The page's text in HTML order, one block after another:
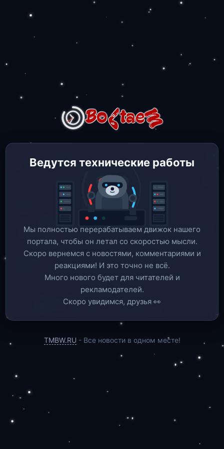
Ведутся технические работы
Мы полностью перерабатываем движок нашего
портала, чтобы он летал со скоростью мысли.
Скоро вернемся c новостями, комментариями и
реакциями! И это точно не всё.
Много нового будет для читателей и
рекламодателей.
Скоро увидимся, друзья 👀
TMBW.RU - Все новости в одном месте!